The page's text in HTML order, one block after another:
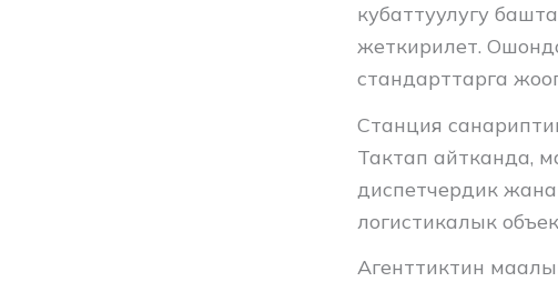
кубаттуулугу
жеткирилет.
стандарттарга
Станция
Тактап айтканда,
диспетчердик
логистикалык
Агенттиктин